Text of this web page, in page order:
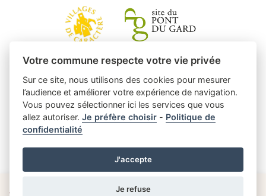
Votre commune respecte votre vie privée
Sur ce site, nous utilisons des cookies pour mesurer
l’audience et améliorer votre expérience de navigation.
Vous pouvez sélectionner ici les services que vous
allez autoriser.Je préfère choisir - Politique de
confidentialité
J'accepte
Je refuse